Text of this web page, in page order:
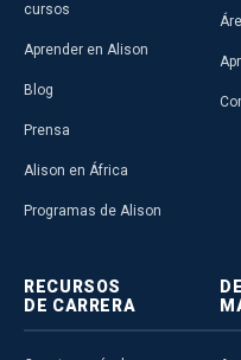
cursos
Aprender en Alison
Blog
Prensa
Alison en África
Programas de Alison
RECURSOS
DE CARRERA